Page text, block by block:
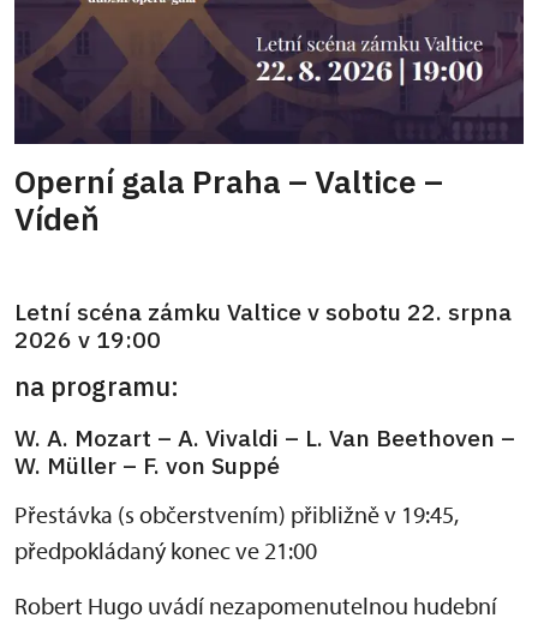
Operní gala Praha – Valtice –
Vídeň
Letní scéna zámku Valtice v sobotu 22. srpna
2026 v 19:00
na programu:
W. A. Mozart – A. Vivaldi – L. Van Beethoven –
W. Müller – F. von Suppé
Přestávka (s občerstvením) přibližně v 19:45,
předpokládaný konec ve 21:00
Robert Hugo uvádí nezapomenutelnou hudební